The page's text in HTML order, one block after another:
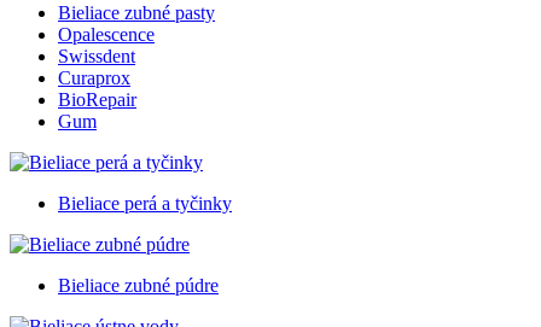
Bieliace zubné pasty
Opalescence
Swissdent
Curaprox
BioRepair
Gum
Bieliace perá a tyčinky
Bieliace zubné púdre